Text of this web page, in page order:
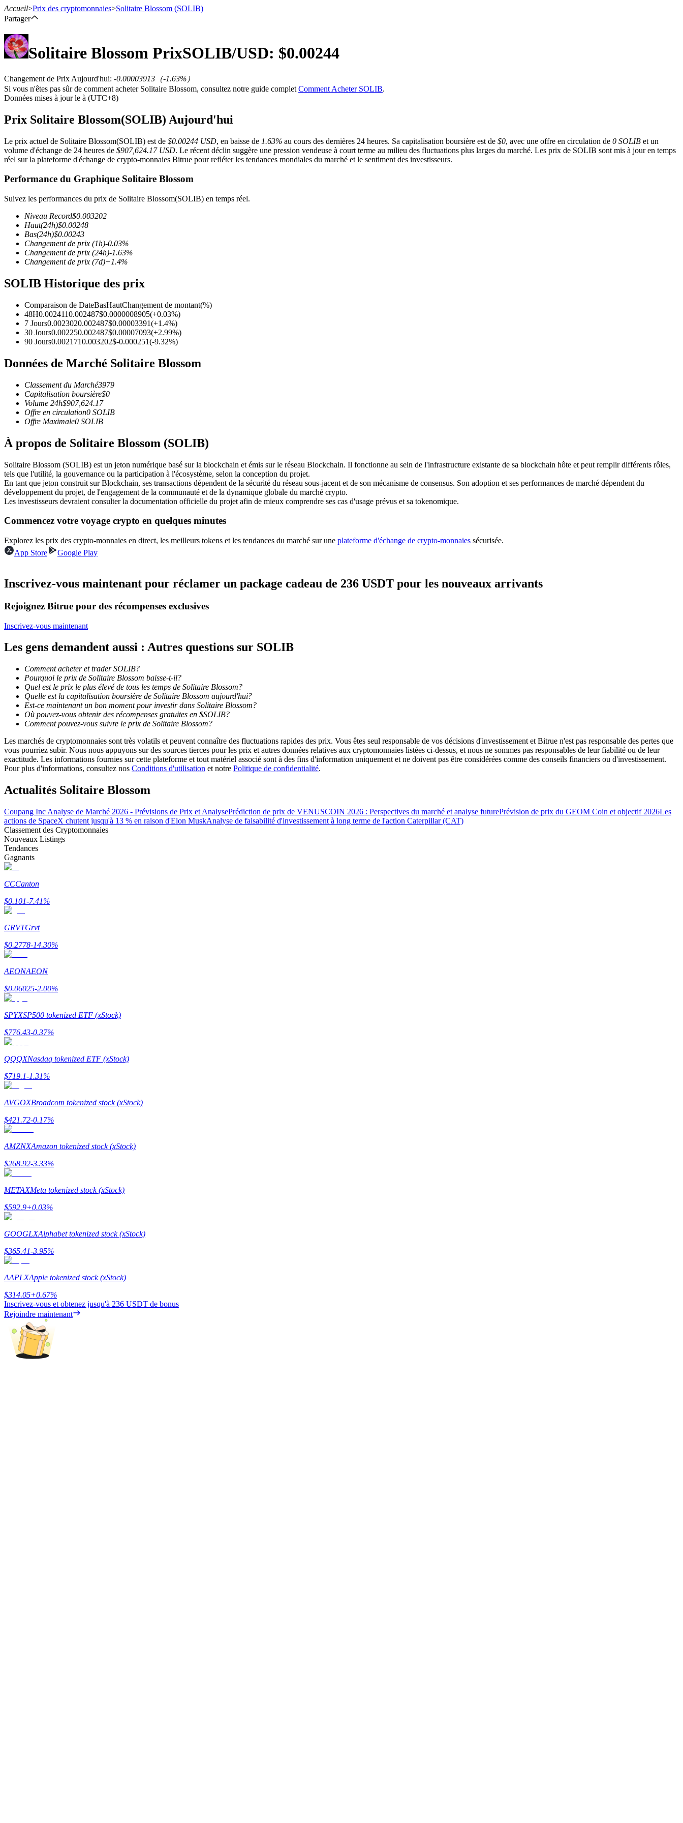
Contrats à terme
Futures USDT
Contrats à terme sur crypto-monnaie
TradFi
Produits dérivés sur actions, forex, métaux précieux et matières premières
Futures USDC
Futures utilisant l'USDC comme garantie
Rejoignez les meilleurs traders
Devenez un trader de copie
Profitez du partage des bénéfices et des commissions de copy trading
Information
Analyse de mégadonnées, y compris des informations commerciales, etc.
Guide
Guide de démarrage des contrats à terme
Stratégies de trading
Apprenez à rester rentable
Gagner
Cochon de puissance
Gagnez quotidiennement des récompenses compétitives
Accueil>Prix des cryptomonnaies>Solitaire Blossom (SOLIB)
Partager
Solitaire Blossom PrixSOLIB/USD: $0.00244
Changement de Prix Aujourd'hui: -0.00003913 （-1.63%）
Si vous n'êtes pas sûr de comment acheter Solitaire Blossom, consultez notre guide complet Comment Acheter SOLIB.
Données mises à jour le à (UTC+8)
Prix Solitaire Blossom(SOLIB) Aujourd'hui
Le prix actuel de Solitaire Blossom(SOLIB) est de $0.00244 USD, en baisse de 1.63% au cours des dernières 24 heures. Sa capitalisation boursière est de $0, avec une offre en circulation de 0 SOLIB et un
volume d'échange de 24 heures de $907,624.17 USD. Le récent déclin suggère une pression vendeuse à court terme au milieu des fluctuations plus larges du marché. Les prix de SOLIB sont mis à jour en temps
réel sur la plateforme d'échange de crypto-monnaies Bitrue pour refléter les tendances mondiales du marché et le sentiment des investisseurs.
Performance du Graphique Solitaire Blossom
Suivez les performances du prix de Solitaire Blossom(SOLIB) en temps réel.
Niveau Record$0.003202
Haut(24h)$0.00248
Bas(24h)$0.00243
Changement de prix (1h)-0.03%
Changement de prix (24h)-1.63%
Changement de prix (7d)+1.4%
SOLIB Historique des prix
Comparaison de DateBasHautChangement de montant(%)
48H0.0024110.002487$0.0000008905(+0.03%)
7 Jours0.0023020.002487$0.00003391(+1.4%)
30 Jours0.002250.002487$0.00007093(+2.99%)
90 Jours0.0021710.003202$-0.000251(-9.32%)
Données de Marché Solitaire Blossom
Classement du Marché3979
Capitalisation boursière$0
Volume 24h$907,624.17
Offre en circulation0 SOLIB
Offre Maximale0 SOLIB
À propos de Solitaire Blossom (SOLIB)
Solitaire Blossom (SOLIB) est un jeton numérique basé sur la blockchain et émis sur le réseau Blockchain. Il fonctionne au sein de l'infrastructure existante de sa blockchain hôte et peut remplir différents rôles,
tels que l'utilité, la gouvernance ou la participation à l'écosystème, selon la conception du projet.
En tant que jeton construit sur Blockchain, ses transactions dépendent de la sécurité du réseau sous-jacent et de son mécanisme de consensus. Son adoption et ses performances de marché dépendent du
développement du projet, de l'engagement de la communauté et de la dynamique globale du marché crypto.
Les investisseurs devraient consulter la documentation officielle du projet afin de mieux comprendre ses cas d'usage prévus et sa tokenomique.
Commencez votre voyage crypto en quelques minutes
Explorez les prix des crypto-monnaies en direct, les meilleurs tokens et les tendances du marché sur une plateforme d'échange de crypto-monnaies sécurisée.
App Store
Google Play
Inscrivez-vous maintenant pour réclamer un package cadeau de 236 USDT pour les nouveaux arrivants
Rejoignez Bitrue pour des récompenses exclusives
Inscrivez-vous maintenant
Les gens demandent aussi : Autres questions sur SOLIB
Comment acheter et trader SOLIB?
Pourquoi le prix de Solitaire Blossom baisse-t-il?
Quel est le prix le plus élevé de tous les temps de Solitaire Blossom?
Quelle est la capitalisation boursière de Solitaire Blossom aujourd'hui?
Est-ce maintenant un bon moment pour investir dans Solitaire Blossom?
Où pouvez-vous obtenir des récompenses gratuites en $SOLIB?
Comment pouvez-vous suivre le prix de Solitaire Blossom?
Les marchés de cryptomonnaies sont très volatils et peuvent connaître des fluctuations rapides des prix. Vous êtes seul responsable de vos décisions d'investissement et Bitrue n'est pas responsable des pertes que
vous pourriez subir. Nous nous appuyons sur des sources tierces pour les prix et autres données relatives aux cryptomonnaies listées ci-dessus, et nous ne sommes pas responsables de leur fiabilité ou de leur
exactitude. Les informations fournies sur cette plateforme et tout matériel associé sont à des fins d'information uniquement et ne doivent pas être considérées comme des conseils financiers ou d'investissement.
Pour plus d'informations, consultez nos Conditions d'utilisation et notre Politique de confidentialité.
Actualités Solitaire Blossom
Coupang Inc Analyse de Marché 2026 - Prévisions de Prix et AnalysePrédiction de prix de VENUSCOIN 2026 : Perspectives du marché et analyse futurePrévision de prix du GEOM Coin et objectif 2026Les
actions de SpaceX chutent jusqu'à 13 % en raison d'Elon MuskAnalyse de faisabilité d'investissement à long terme de l'action Caterpillar (CAT)
Classement des Cryptomonnaies
Nouveaux Listings
Tendances
Gagnants
CCCanton
$0.101-7.41%
GRVTGrvt
$0.2778-14.30%
AEONAEON
$0.06025-2.00%
SPYXSP500 tokenized ETF (xStock)
$776.43-0.37%
QQQXNasdaq tokenized ETF (xStock)
$719.1-1.31%
AVGOXBroadcom tokenized stock (xStock)
$421.72-0.17%
AMZNXAmazon tokenized stock (xStock)
$268.92-3.33%
METAXMeta tokenized stock (xStock)
$592.9+0.03%
GOOGLXAlphabet tokenized stock (xStock)
$365.41-3.95%
AAPLXApple tokenized stock (xStock)
$314.05+0.67%
Inscrivez-vous et obtenez jusqu'à 236 USDT de bonus
Rejoindre maintenant